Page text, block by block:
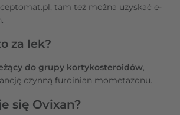
tam też można uzyskać e-
za lek?
do grupy kortykosteroidów,
czynną furoinian mometazonu.
się Ovixan?